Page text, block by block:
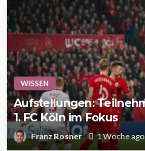
WISSEN
Aufstellungen:
1. FC Köln im Fokus
Franz Rosner 1 Woche ago